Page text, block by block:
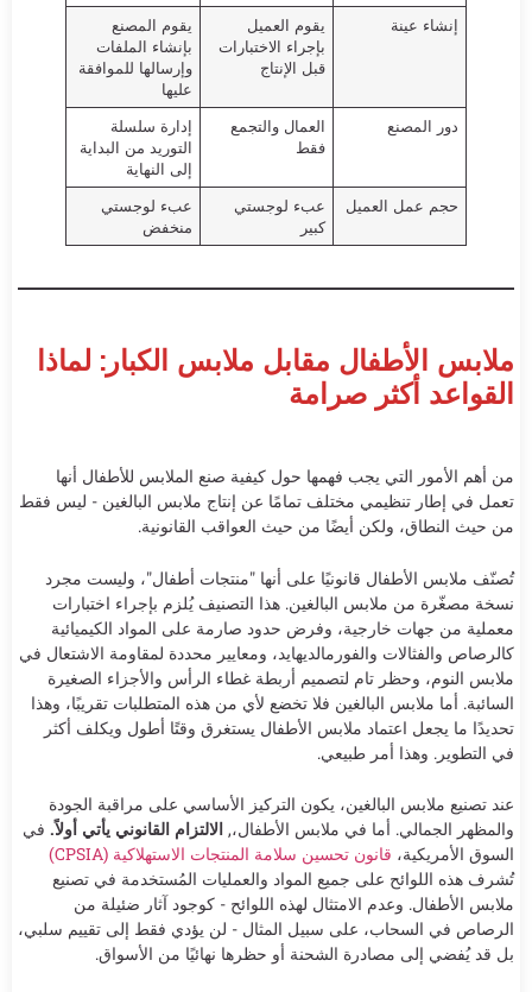
إنشاء عينة
يقوم العميل
بإجراء الاختبارات
قبل الإنتاج
يقوم المصنع
بإنشاء الملفات
وإرسالها للموافقة
عليها
دور المصنع
العمال والتجمع
فقط
إدارة سلسلة
التوريد من البداية
إلى النهاية
حجم عمل العميل
عبء لوجستي
كبير
عبء لوجستي
منخفض
ملابس الأطفال مقابل ملابس الكبار: لماذا
القواعد أكثر صرامة
من أهم الأمور التي يجب فهمها حول كيفية صنع الملابس للأطفال أنها
تعمل في إطار تنظيمي مختلف تمامًا عن إنتاج ملابس البالغين - ليس فقط
من حيث النطاق، ولكن أيضًا من حيث العواقب القانونية.
تُصنّف ملابس الأطفال قانونيًا على أنها "منتجات أطفال"، وليست مجرد
نسخة مصغّرة من ملابس البالغين. هذا التصنيف يُلزم بإجراء اختبارات
معملية من جهات خارجية، وفرض حدود صارمة على المواد الكيميائية
كالرصاص والفثالات والفورمالديهايد، ومعايير محددة لمقاومة الاشتعال في
ملابس النوم، وحظر تام لتصميم أربطة غطاء الرأس والأجزاء الصغيرة
السائبة. أما ملابس البالغين فلا تخضع لأي من هذه المتطلبات تقريبًا، وهذا
تحديدًا ما يجعل اعتماد ملابس الأطفال يستغرق وقتًا أطول ويكلف أكثر
في التطوير. وهذا أمر طبيعي.
عند تصنيع ملابس البالغين، يكون التركيز الأساسي على مراقبة الجودة
والمظهر الجمالي. أما في ملابس الأطفال،, الالتزام القانوني يأتي أولاً. في
السوق الأمريكية، قانون تحسين سلامة المنتجات الاستهلاكية (CPSIA)
تُشرف هذه اللوائح على جميع المواد والعمليات المُستخدمة في تصنيع
ملابس الأطفال. وعدم الامتثال لهذه اللوائح - كوجود آثار ضئيلة من
الرصاص في السحاب، على سبيل المثال - لن يؤدي فقط إلى تقييم سلبي،
بل قد يُفضي إلى مصادرة الشحنة أو حظرها نهائيًا من الأسواق.